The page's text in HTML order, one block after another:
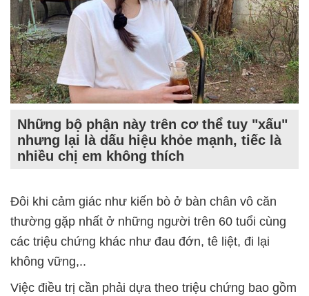
Những bộ phận này trên cơ thể tuy "xấu"
nhưng lại là dấu hiệu khỏe mạnh, tiếc là
nhiều chị em không thích
Đôi khi cảm giác như kiến bò ở bàn chân vô căn
thường gặp nhất ở những người trên 60 tuổi cùng
các triệu chứng khác như đau đớn, tê liệt, đi lại
không vững,..
Việc điều trị cần phải dựa theo triệu chứng bao gồm